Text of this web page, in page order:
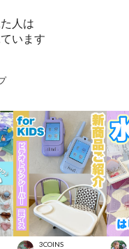
人は
います
3COINS